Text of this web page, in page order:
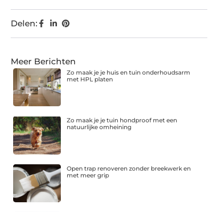
Delen:
Meer Berichten
Zo maak je je huis en tuin onderhoudsarm
met HPL platen
Zo maak je je tuin hondproof met een
natuurlijke omheining
Open trap renoveren zonder breekwerk en
met meer grip